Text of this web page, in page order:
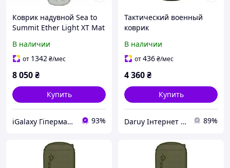
Коврик надувной Sea to
Summit Ether Light XT Mat
AMELXTR
В наличии
от 1342₴/мес
8 050₴
Купить
iGalaxy Гіпермаркет подарунків 93%
Тактический военный
коврик
to Summit Self Inflating
Camp Plus Mat, Large,
В наличии
от436₴/мес
4 360₴
Купить
Daruy Інтернет Магазин "Туристичне спорядження" 89%